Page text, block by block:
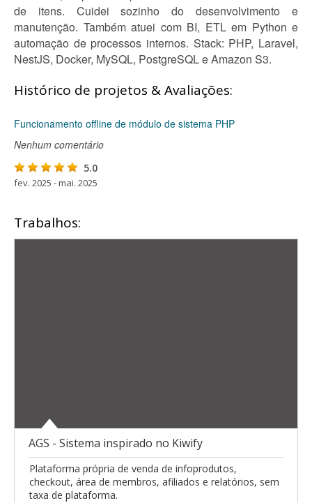
de itens. Cuidei sozinho do desenvolvimento e
manutenção. Também atuei com BI, ETL em Python e
automação de processos internos. Stack: PHP, Laravel,
NestJS, Docker, MySQL, PostgreSQL e Amazon S3.
Histórico de projetos & Avaliações:
Funcionamento offline de módulo de sistema PHP
Nenhum comentário
5.0
fev. 2025 - mai. 2025
Trabalhos:
AGS - Sistema inspirado no Kiwify
Plataforma própria de venda de infoprodutos,
checkout, área de membros, afiliados e relatórios, sem
taxa de plataforma.